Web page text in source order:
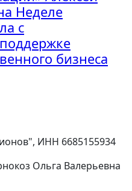
Неделе
с
бизнеса
ИНН 6685155934
Ольга Валерьевна